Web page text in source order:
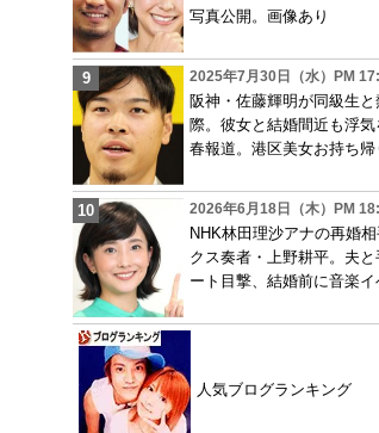
写真公開。画像あり
2025年7月30日（水）PM
阪神・佐藤輝明が同級生と
際。彼女と結婚間近も浮気
春報道。港区美女お持ち帰
2026年6月18日（木）PM
NHK林田理沙アナの再婚
クス奏者・上野耕平。夫
ート目撃、結婚前に音楽イ
人気ブログランキング